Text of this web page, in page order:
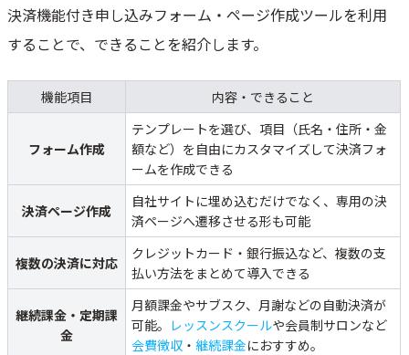
決済機能付き申し込みフォーム・ページ作成ツールを利用
することで、できることを紹介します。
機能項目 内容・できること
フォーム作成
テンプレートを選び、項目（氏名・住所・金
額など）を自由にカスタマイズして決済フォ
ームを作成できる
決済ページ作成
自社サイトに埋め込むだけでなく、専用の決
済ページへ遷移させる形も可能
複数の決済に対応
クレジットカード・銀行振込など、複数の支
払い方法をまとめて導入できる
継続課金・定期課
金
月額課金やサブスク、月謝などの自動決済が
可能。 レッスンスクールや会員制サロンなど
会費徴収 ・ 継続課金におすすめ。